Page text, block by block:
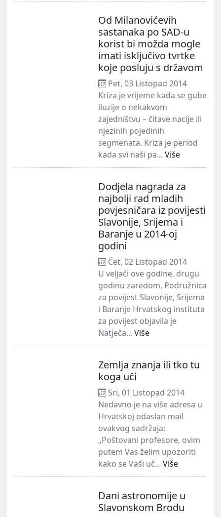
Od Milanovićevih
sastanaka po SAD-u
korist bi možda mogle
imati isključivo tvrtke
koje posluju s državom
Pet, 03 Listopad 2014
Kriza je vrijeme kada se gube
iluzije o nekakvom
zajedništvu – čitave nacije ili
njezinih pojedinih
segmenata. Kriza je period
kada svi naši pa... Više
Dodjela nagrada za
najbolji rad mladih
povjesničara iz povijesti
Slavonije, Srijema i
Baranje u 2014-oj
godini
Čet, 02 Listopad 2014
U veljači ove godine, drugu
godinu zaredom, Podružnica
za povijest Slavonije, Srijema
i Baranje Hrvatskog instituta
za povijest objavila je
Natječa... Više
Zemlja znanja ili tko tu
koga uči
Sri, 01 Listopad 2014
Nedavno je na više adresa u
Hrvatskoj odaslan mail
ovakvog sadržaja:
„Poštovani profesore, ovim
putem Vas želim upozoriti
kako se Vaši uč... Više
Dani astronomije u
Slavonskom Brodu